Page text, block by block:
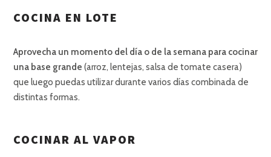
COCINA EN LOTE
Aprovecha un momento del día o de la semana para cocinar
una base grande (arroz, lentejas, salsa de tomate casera)
que luego puedas utilizar durante varios días combinada de
distintas formas.
COCINAR AL VAPOR